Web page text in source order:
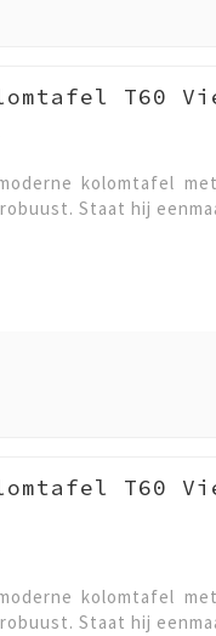
T60
kolomtafel
Staat hij
T60
kolomtafel
Staat hij